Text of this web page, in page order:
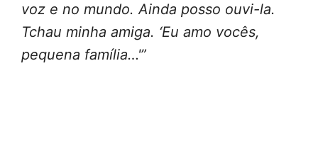
voz e no mundo. Ainda posso ouvi-la.
Tchau minha amiga. ‘Eu amo vocês,
pequena família…'”